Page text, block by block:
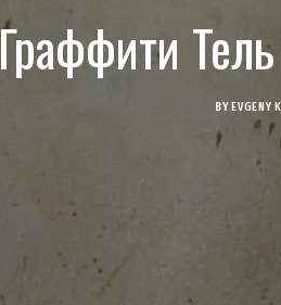
Граффити
BY EVGENY